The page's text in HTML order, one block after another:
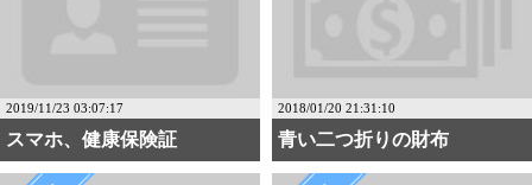
2019/11/23 03:07:17
スマホ、健康保険証
2018/01/20 21:31:10
青い二つ折りの財布